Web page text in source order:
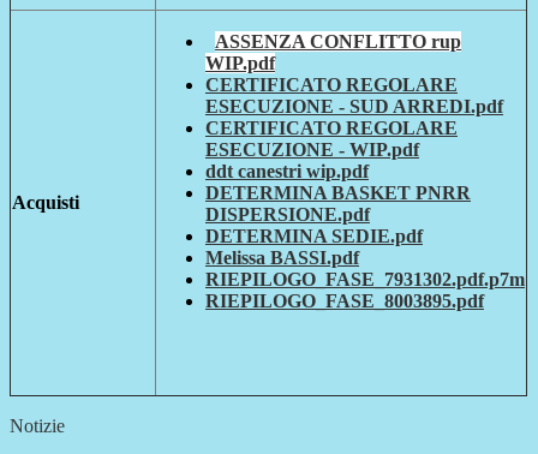
Acquisti
ASSENZA CONFLITTO rup
WIP.pdf
CERTIFICATO REGOLARE
ESECUZIONE - SUD ARREDI.pdf
CERTIFICATO REGOLARE
ESECUZIONE - WIP.pdf
ddt canestri wip.pdf
DETERMINA BASKET PNRR
DISPERSIONE.pdf
DETERMINA SEDIE.pdf
Melissa BASSI.pdf
RIEPILOGO_FASE_7931302.pdf.p7m
RIEPILOGO_FASE_8003895.pdf
Notizie